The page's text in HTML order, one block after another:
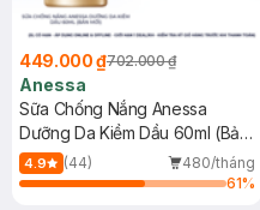
449.000 ₫702.000 ₫
Anessa
Sữa Chống Nắng Anessa
Dưỡng Da Kiềm Dầu 60ml (Bản
Mới)
4.9 (44)
480/tháng
61%